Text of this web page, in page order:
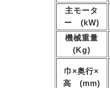
主モータ
ー (kW)
機械重量
(Kg)
巾×奥行×
高 (mm)